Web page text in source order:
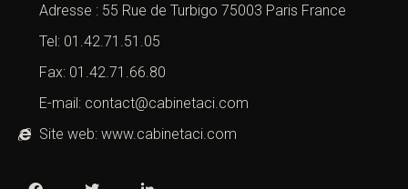
Adresse : 55 Rue de Turbigo 75003 Paris France
Tel: 01.42.71.51.05
Fax: 01.42.71.66.80
E-mail: contact@cabinetaci.com
Site web: www.cabinetaci.com